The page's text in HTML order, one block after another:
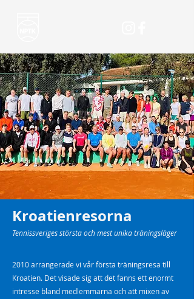
Kroatienresorna
Tennissveriges största och mest unika träningsläger
2010 arrangerade vi vår första träningsresa till
Kroatien. Det visade sig att det fanns ett enormt
intresse bland medlemmarna och att mixen av